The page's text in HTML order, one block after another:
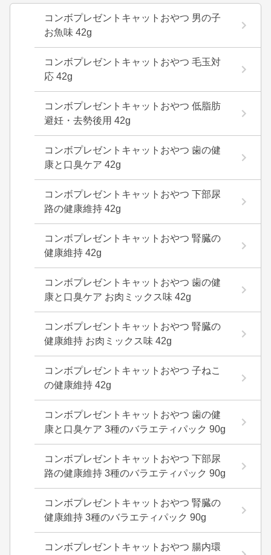
コンボプレゼントキャットおやつ 男の子
お魚味 42g
コンボプレゼントキャットおやつ 毛玉対
応 42g
コンボプレゼントキャットおやつ 低脂肪
避妊・去勢後用 42g
コンボプレゼントキャットおやつ 歯の健
康と口臭ケア 42g
コンボプレゼントキャットおやつ 下部尿
路の健康維持 42g
コンボプレゼントキャットおやつ 腎臓の
健康維持 42g
コンボプレゼントキャットおやつ 歯の健
康と口臭ケア お肉ミックス味 42g
コンボプレゼントキャットおやつ 腎臓の
健康維持 お肉ミックス味 42g
コンボプレゼントキャットおやつ 子ねこ
の健康維持 42g
コンボプレゼントキャットおやつ 歯の健
康と口臭ケア 3種のバラエティパック 90g
コンボプレゼントキャットおやつ 下部尿
路の健康維持 3種のバラエティパック 90g
コンボプレゼントキャットおやつ 腎臓の
健康維持 3種のバラエティパック 90g
コンボプレゼントキャットおやつ 腸内環